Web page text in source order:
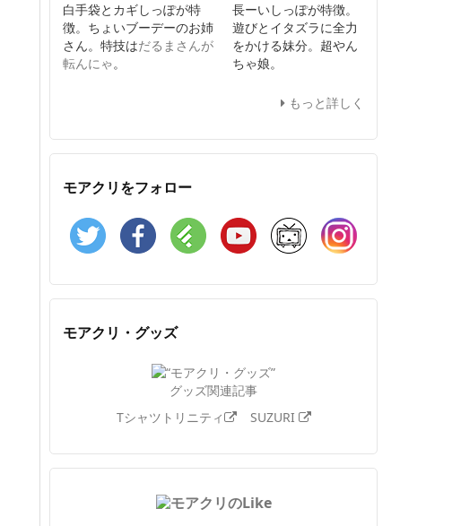
白手袋とカギしっぽが特
徴。ちょいブーデーのお姉
さん。特技はだるまさんが
転んにゃ。
長ーいしっぽが特徴。
遊びとイタズラに全力
をかける妹分。超やん
ちゃ娘。
もっと詳しく
モアクリをフォロー
Twitter Facebook Feedly YouTube ニコニコ動画
モアクリ・グッズ
グッズ関連記事
Tシャツトリニティ
SUZURI